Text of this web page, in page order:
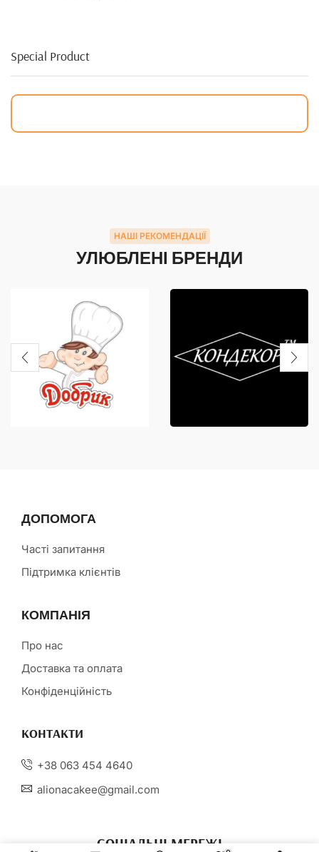
Special Product
НАШІ РЕКОМЕНДАЦІЇ
УЛЮБЛЕНІ БРЕНДИ
ДОПОМОГА
Часті запитання
Підтримка клієнтів
КОМПАНІЯ
Про нас
Доставка та оплата
Конфіденційність
КОНТАКТИ
+38 063 454 4640
alionacakee@gmail.com
СОЦІАЛЬНІ МЕРЕЖІ